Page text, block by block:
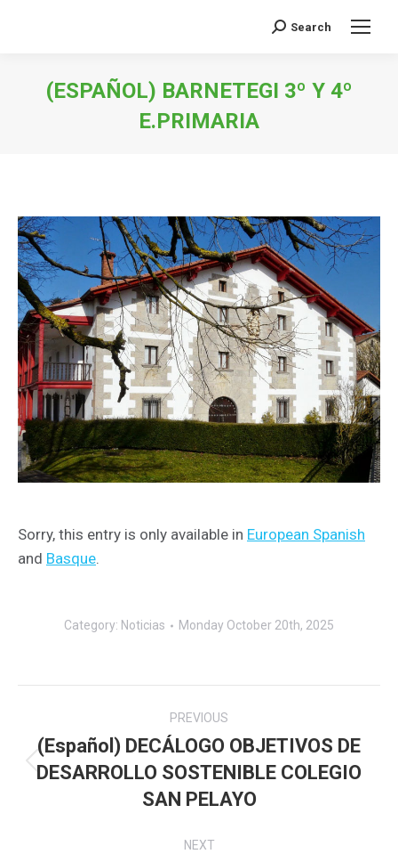
Search:
Search
(ESPAÑOL) BARNETEGI 3º Y 4º
E.PRIMARIA
Sorry, this entry is only available in European Spanish
and Basque.
Category: Noticias Monday October 20th, 2025
navigation
PREVIOUS
Previous
post:
(Español) DECÁLOGO OBJETIVOS DE
DESARROLLO SOSTENIBLE COLEGIO
SAN PELAYO
NEXT